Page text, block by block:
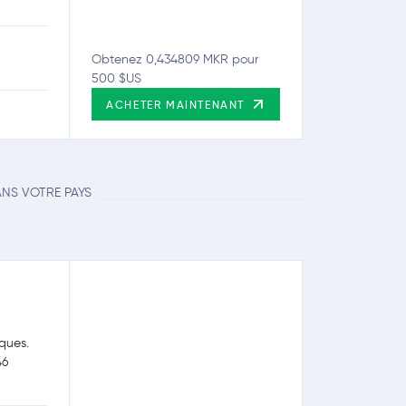
Obtenez 0,434809 MKR pour
500 $US
ACHETER MAINTENANT
VOTRE PAYS